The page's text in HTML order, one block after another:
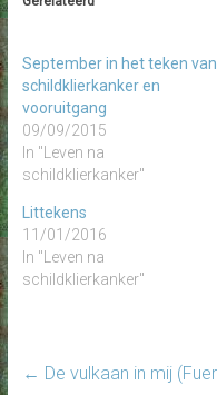
September in het teken van
schildklierkanker en
vooruitgang
09/09/2015
In "Leven na
schildklierkanker"
Littekens
11/01/2016
In "Leven na
schildklierkanker"
← De vulkaan in mij